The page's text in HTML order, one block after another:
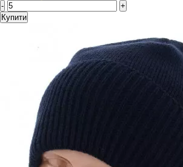
-
+
Купити